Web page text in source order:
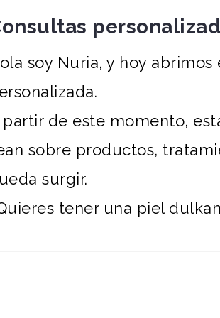
soy Nuria, y hoy
partir de este momento,
sobre productos,
surgir.
tener una piel